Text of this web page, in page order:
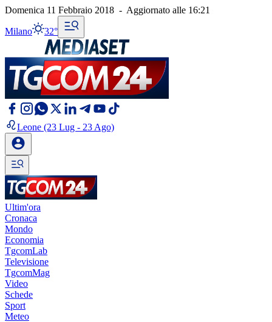
Domenica 11 Febbraio 2018 - Aggiornato alle 16:21
Milano 32°
Leone (23 Lug - 23 Ago)
Ultim'ora
Cronaca
Mondo
Economia
TgcomLab
Televisione
TgcomMag
Video
Schede
Sport
Meteo